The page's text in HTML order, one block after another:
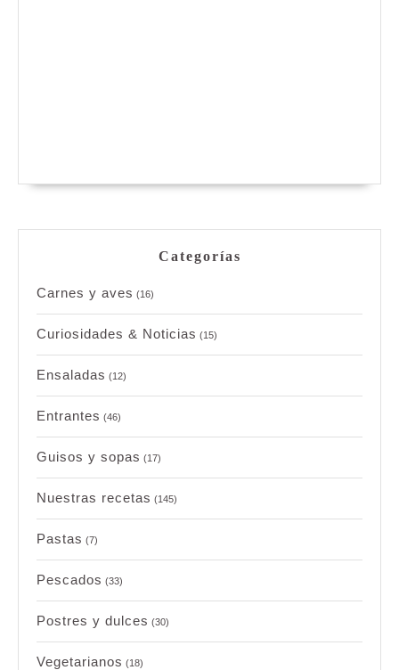
Categorías
Carnes y aves (16)
Curiosidades & Noticias (15)
Ensaladas (12)
Entrantes (46)
Guisos y sopas (17)
Nuestras recetas (145)
Pastas (7)
Pescados (33)
Postres y dulces (30)
Vegetarianos (18)